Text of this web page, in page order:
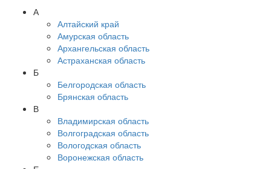
А
Алтайский край
Амурская область
Архангельская область
Астраханская область
Б
Белгородская область
Брянская область
В
Владимирская область
Волгоградская область
Вологодская область
Воронежская область